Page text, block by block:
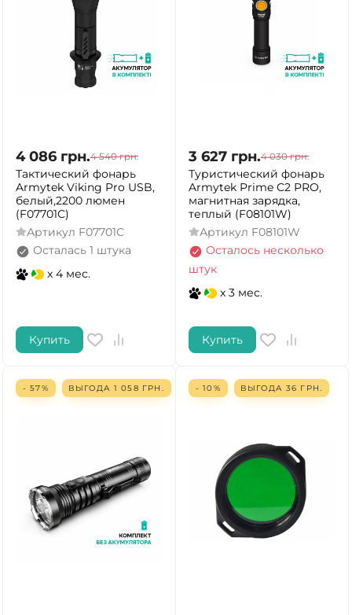
4 086 грн.4 540 грн.
Тактический фонарь
Armytek Viking Pro USB,
белый,2200 люмен
(F07701C)
Артикул F07701C
Осталась 1 штука
x 4 мес.
Купить
3 627 грн.4 030 грн.
Туристический фонарь
Armytek Prime C2 PRO,
магнитная зарядка,
теплый (F08101W)
Артикул F08101W
Осталось несколько
штук
x 3 мес.
Купить
- 57% ВЫГОДА 1 058 ГРН. - 10% ВЫГОДА 36 ГРН.